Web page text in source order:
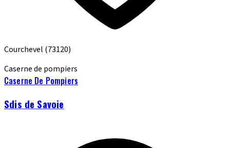
Courchevel (73120)
Caserne de pompiers
Caserne De Pompiers
Sdis de Savoie